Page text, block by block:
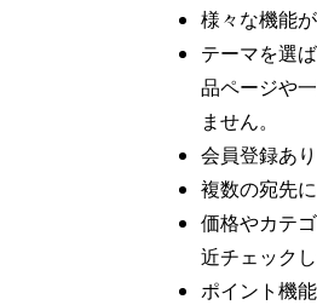
様々な機能
テーマを選
品ページや
ません。
会員登録あ
複数の宛先
価格やカテ
近チェック
ポイント機